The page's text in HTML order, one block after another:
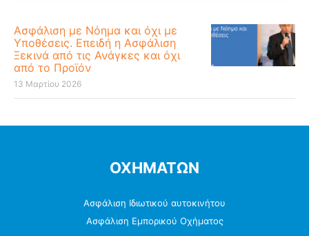
Ασφάλιση με Νόημα και όχι με
Υποθέσεις. Επειδή η Ασφάλιση
Ξεκινά από τις Ανάγκες και όχι
από το Προϊόν
13 Μαρτίου 2026
ΟΧΗΜΑΤΩΝ
Ασφάλιση Ιδιωτικού αυτοκινήτου
Ασφάλιση Εμπορικού Οχήματος